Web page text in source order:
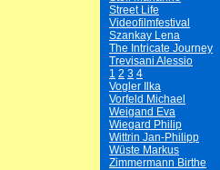
Street Life
Videofilmfestival
Szankay Lena
The Intricate Journey
Trevisani Alessio
1 2 3 4
Vogler Ilka
Vorfeld Michael
Weigand Eva
Wiegard Philip
Wittrin Jan-Philipp
Wüste Markus
Zimmermann Birthe